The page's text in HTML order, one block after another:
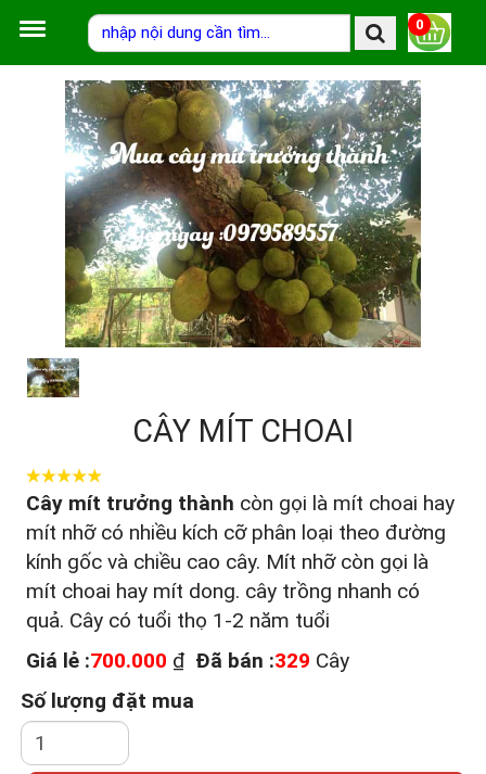
0
CÂY MÍT CHOAI
Cây mít trưởng thành còn gọi là mít choai hay
mít nhỡ có nhiều kích cỡ phân loại theo đường
kính gốc và chiều cao cây. Mít nhỡ còn gọi là
mít choai hay mít dong. cây trồng nhanh có
quả. Cây có tuổi thọ 1-2 năm tuổi
Giá lẻ :700.000 ₫ Đã bán :329 Cây
Số lượng đặt mua